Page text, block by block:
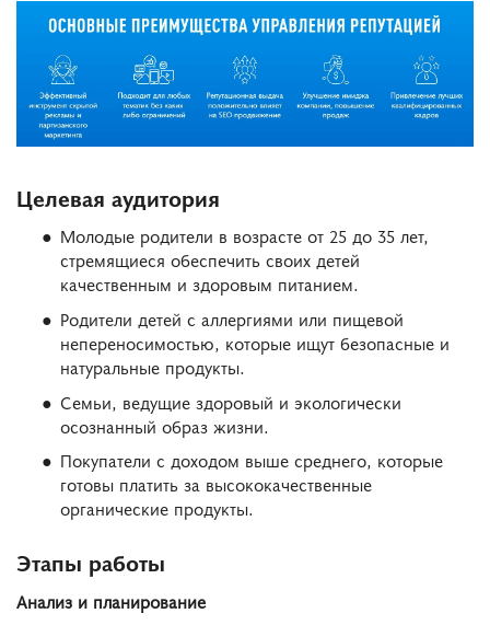
Целевая аудитория
Молодые родители в возрасте от 25 до 35 лет,
стремящиеся обеспечить своих детей
качественным и здоровым питанием.
Родители детей с аллергиями или пищевой
непереносимостью, которые ищут безопасные и
натуральные продукты.
Семьи, ведущие здоровый и экологически
осознанный образ жизни.
Покупатели с доходом выше среднего, которые
готовы платить за высококачественные
органические продукты.
Этапы работы
Анализ и планирование